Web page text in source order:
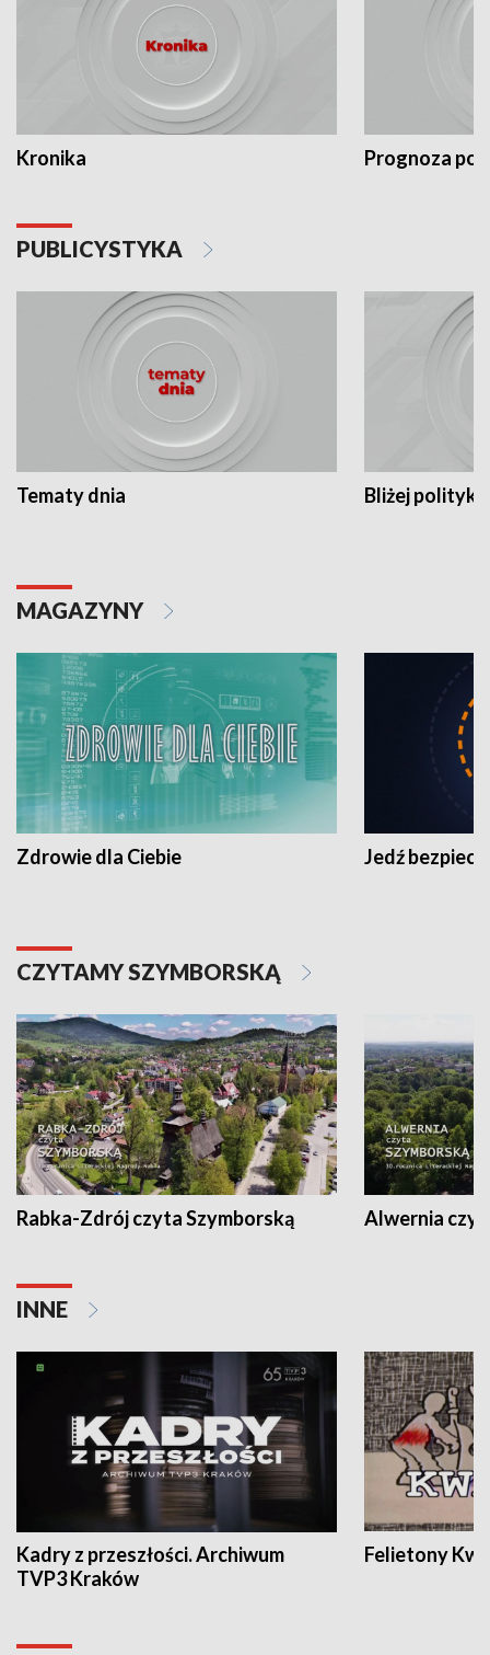
Kronika Prognoza
PUBLICYSTYKA
Tematy dnia Bliżej polityki
MAGAZYNY
Zdrowie dla Ciebie Jedź
CZYTAMY SZYMBORSKĄ
Rabka-Zdrój czyta Szymborską Alwernia
INNE
Kadry z przeszłości. Archiwum
TVP3 Kraków
Felietony